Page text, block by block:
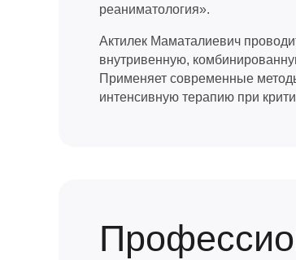
реаниматология».
Актилек Маматалиевич
внутривенную,
Применяет современные
интенсивную терапию при